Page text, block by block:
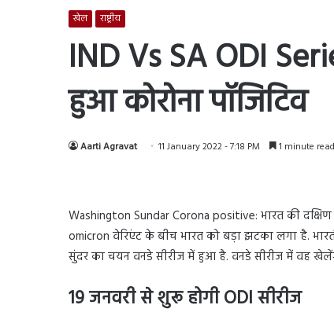
खेल राष्ट्रीय
IND Vs SA ODI
हुआ कोरोना पॉजिटिव
Aarti Agravat 11 January 2022 - 7:18 PM 1 minute read
Washington Sundar Corona positive: भारत की
omicron वेरिएंट के बीच भारत को बड़ा झटका लगा है.
सुंदर का चयन वनडे सीरीज में हुआ है. वनडे सीरीज में वह
19 जनवरी से शुरू होगी ODI सीरीज